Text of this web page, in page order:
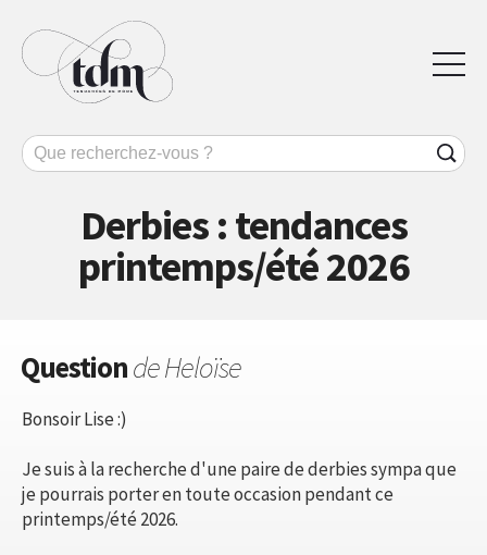
Derbies : tendances
printemps/été 2026
Questionde Heloïse
Bonsoir Lise :)
Je suis à la recherche d'une paire de derbies sympa que
je pourrais porter en toute occasion pendant ce
printemps/été 2026.